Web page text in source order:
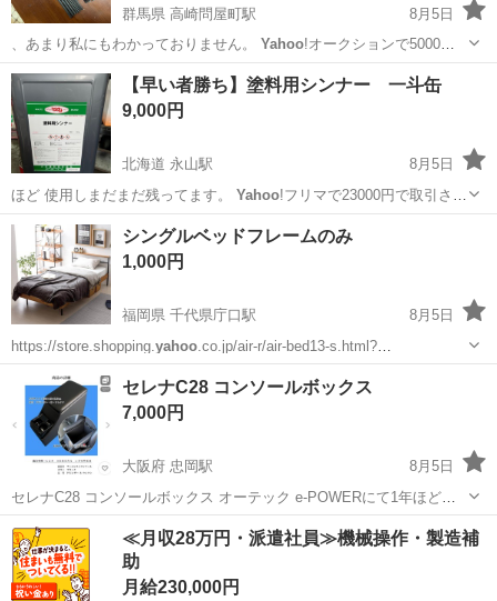
群馬県 高崎問屋町駅
8月5日
、あまり私にもわかっておりません。 Yahoo!オークションで5000円
位で落札し…
群馬 高崎市 高崎問屋町駅 掃除用具
【早い者勝ち】塗料用シンナー 一斗缶
9,000円
北海道 永山駅
8月5日
ほど 使用しまだまだ残ってます。 Yahoo!フリマで23000円で取引され
てい…
北海道 旭川市 永山駅 その他
シングルベッドフレームのみ
1,000円
福岡県 千代県庁口駅
8月5日
https://store.shopping. yahoo.co.jp/air-r/air-bed13-s.html?
openExternalBrowser=1 ↑商品リンク参照 【サイズ】 幅103.2×奥行き
205.3...
福岡 福岡市 千代県庁口駅
セレナC28 コンソールボックス
7,000円
大阪府 忠岡駅
8月5日
セレナC28 コンソールボックス オーテック e-POWERにて1年ほど使
用していました 目立った傷などありません 車入れ替えで不要になりま
した 詳細下記にてご確認ください https://store.shopping...
大阪 泉大津市 忠岡駅 内装、インテリア
コンソールボックス
≪月収28万円・派遣社員≫機械操作・製造補
助
月給230,000円